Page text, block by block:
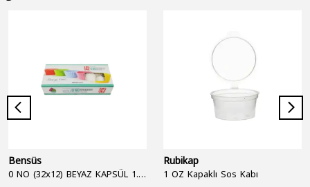
Bensüs Rubikap
1 OZ Kapaklı Sos Kabı